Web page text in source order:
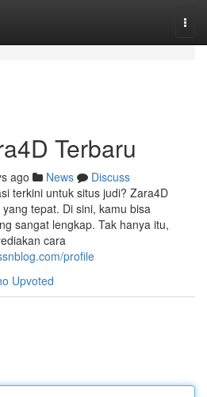
Terbaru
ago News
Discuss
terkini untuk situs judi? Zara4D
tepat. Di sini, kamu bisa
sangat lengkap. Tak hanya itu,
cara
profile
Upvoted